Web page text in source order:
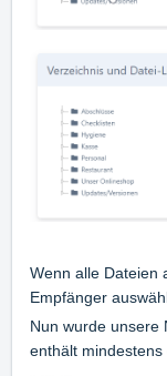
Wenn alle Dateien
Empfänger
Nun wurde unsere
enthält mindestens